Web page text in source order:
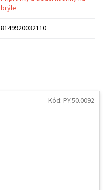
Kód: PY.50.0092
brýle
8149920032110